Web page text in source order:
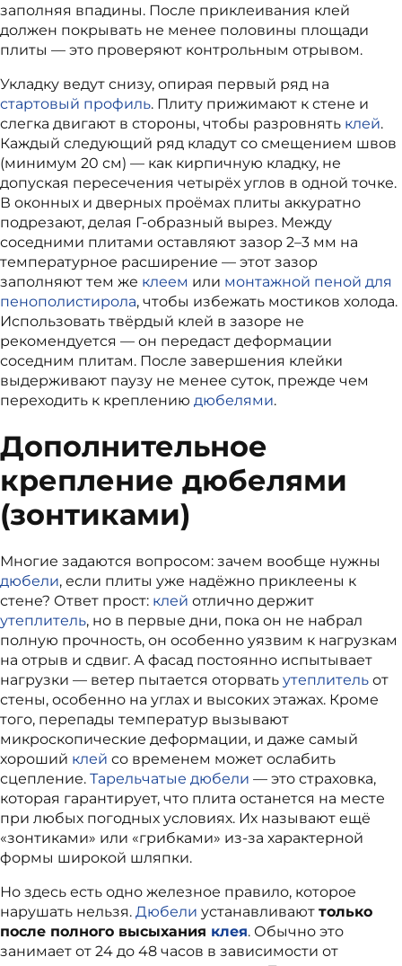
заполняя впадины. После приклеивания клей
должен покрывать не менее половины площади
плиты — это проверяют контрольным отрывом.
Укладку ведут снизу, опирая первый ряд на
стартовый профиль. Плиту прижимают к стене и
слегка двигают в стороны, чтобы разровнять клей.
Каждый следующий ряд кладут со смещением швов
(минимум 20 см) — как кирпичную кладку, не
допуская пересечения четырёх углов в одной точке.
В оконных и дверных проёмах плиты аккуратно
подрезают, делая Г-образный вырез. Между
соседними плитами оставляют зазор 2–3 мм на
температурное расширение — этот зазор
заполняют тем же клеем или монтажной пеной для
пенополистирола, чтобы избежать мостиков холода.
Использовать твёрдый клей в зазоре не
рекомендуется — он передаст деформации
соседним плитам. После завершения клейки
выдерживают паузу не менее суток, прежде чем
переходить к креплению дюбелями.
Дополнительное
крепление дюбелями
(зонтиками)
Многие задаются вопросом: зачем вообще нужны
дюбели, если плиты уже надёжно приклеены к
стене? Ответ прост: клей отлично держит
утеплитель, но в первые дни, пока он не набрал
полную прочность, он особенно уязвим к нагрузкам
на отрыв и сдвиг. А фасад постоянно испытывает
нагрузки — ветер пытается оторвать утеплитель от
стены, особенно на углах и высоких этажах. Кроме
того, перепады температур вызывают
микроскопические деформации, и даже самый
хороший клей со временем может ослабить
сцепление. Тарельчатые дюбели — это страховка,
которая гарантирует, что плита останется на месте
при любых погодных условиях. Их называют ещё
«зонтиками» или «грибками» из‑за характерной
формы широкой шляпки.
Но здесь есть одно железное правило, которое
нарушать нельзя. Дюбели устанавливают только
после полного высыхания клея. Обычно это
занимает от 24 до 48 часов в зависимости от